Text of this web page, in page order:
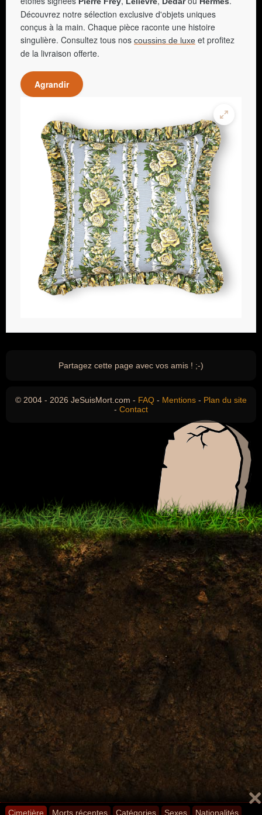
Cimetière Morts récentes Catégories Sexes Nationalités
Découvrez notre sélection exclusive d'objets uniques
conçus à la main. Chaque pièce raconte une histoire
singulière. Consultez tous nos coussins de luxe et profitez
de la livraison offerte.
Agrandir
Partagez cette page avec vos amis ! ;-)
© 2004 - 2026 JeSuisMort.com - FAQ - Mentions - Plan du site
- Contact